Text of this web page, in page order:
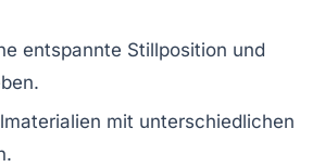
entspannte Stillposition und
mit unterschiedlichen